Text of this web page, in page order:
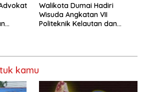
Walikota Dumai Hadiri
Wisuda Angkatan VII
Politeknik Kelautan dan
kamu